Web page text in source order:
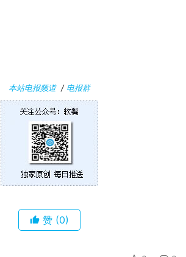
本站电报频道/ 电报群
赞 (0)